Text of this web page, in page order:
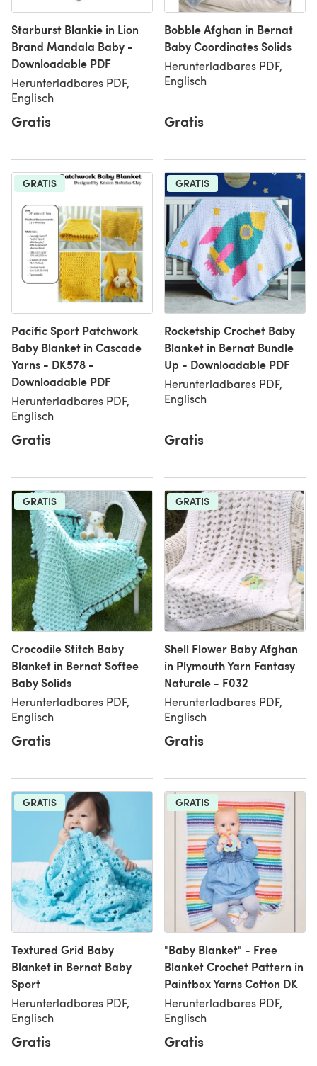
Starburst Blankie in Lion
Brand Mandala Baby -
Downloadable PDF
Herunterladbares PDF,
Englisch
Gratis
Bobble Afghan in Bernat
Baby Coordinates Solids
Herunterladbares PDF,
Englisch
Gratis
GRATIS
Pacific Sport Patchwork
Baby Blanket in Cascade
Yarns - DK578 -
Downloadable PDF
Herunterladbares PDF,
Englisch
Gratis
GRATIS
Rocketship Crochet Baby
Blanket in Bernat Bundle
Up - Downloadable PDF
Herunterladbares PDF,
Englisch
Gratis
GRATIS
Crocodile Stitch Baby
Blanket in Bernat Softee
Baby Solids
Herunterladbares PDF,
Englisch
Gratis
GRATIS
Shell Flower Baby Afghan
in Plymouth Yarn Fantasy
Naturale - F032
Herunterladbares PDF,
Englisch
Gratis
GRATIS
Textured Grid Baby
Blanket in Bernat Baby
Sport
Herunterladbares PDF,
Englisch
Gratis
GRATIS
"Baby Blanket" - Free
Blanket Crochet Pattern in
Paintbox Yarns Cotton DK
Herunterladbares PDF,
Englisch
Gratis